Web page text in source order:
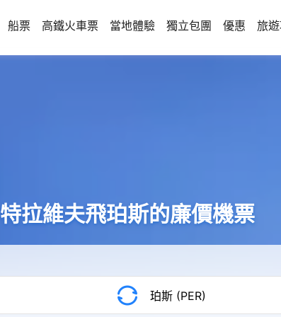
船票 高鐵火車票 當地體驗 獨立包團 優惠 旅
特拉維夫飛珀斯的廉價機票